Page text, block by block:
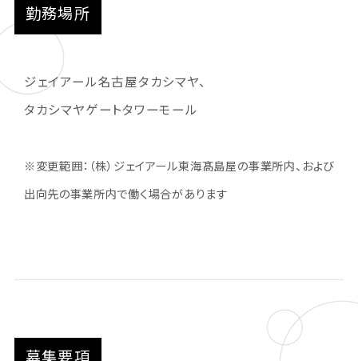
勤務場所
ジェイアール名古屋タカシマヤ、
タカシマヤゲートタワーモール
※変更範囲：（株）ジェイアール東海髙島屋の事業所内、および
出向先の事業所内で働く場合があります